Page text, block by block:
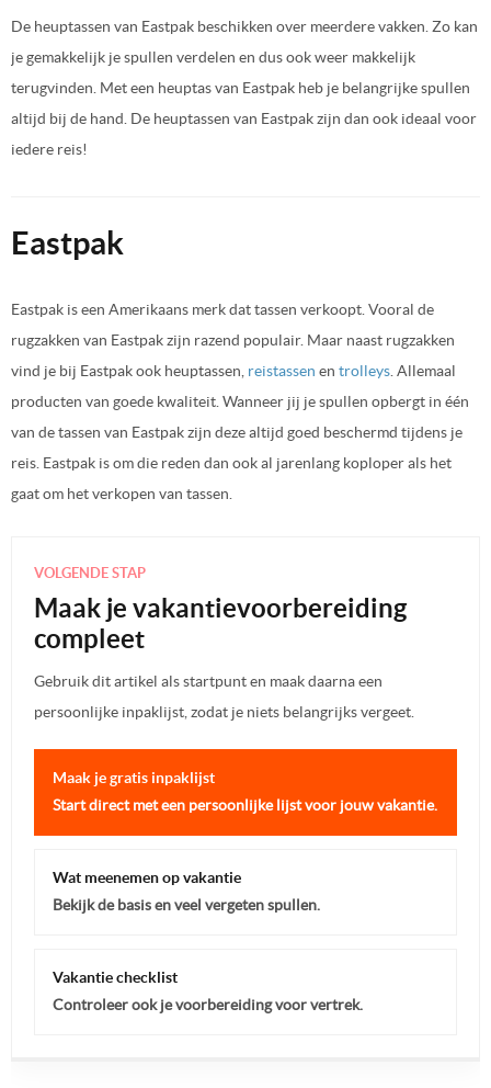
De heuptassen van Eastpak beschikken over meerdere vakken. Zo kan
je gemakkelijk je spullen verdelen en dus ook weer makkelijk
terugvinden. Met een heuptas van Eastpak heb je belangrijke spullen
altijd bij de hand. De heuptassen van Eastpak zijn dan ook ideaal voor
iedere reis!
Eastpak
Eastpak is een Amerikaans merk dat tassen verkoopt. Vooral de
rugzakken van Eastpak zijn razend populair. Maar naast rugzakken
vind je bij Eastpak ook heuptassen, reistassen en trolleys . Allemaal
producten van goede kwaliteit. Wanneer jij je spullen opbergt in één
van de tassen van Eastpak zijn deze altijd goed beschermd tijdens je
reis. Eastpak is om die reden dan ook al jarenlang koploper als het
gaat om het verkopen van tassen.
VOLGENDE STAP
Maak je vakantievoorbereiding
compleet
Gebruik dit artikel als startpunt en maak daarna een
persoonlijke inpaklijst, zodat je niets belangrijks vergeet.
Maak je gratis inpaklijst
Start direct met een persoonlijke lijst voor jouw vakantie.
Wat meenemen op vakantie
Bekijk de basis en veel vergeten spullen.
Vakantie checklist
Controleer ook je voorbereiding voor vertrek.